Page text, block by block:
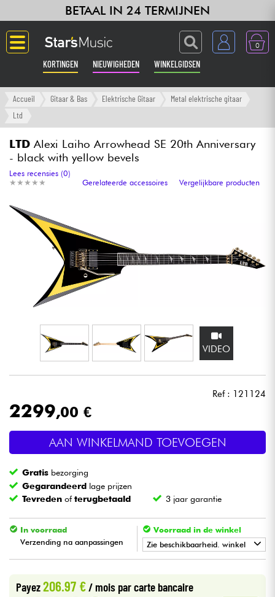
BETAAL IN 24 TERMIJNEN
0
KORTINGEN NIEUWIGHEDEN WINKELGIDSEN
Langue
Versterker & Effecten
Synths & samplers
Home-studio
Hoofdtelefoon
DJ
Licht
Drums & percussie
Blaasinstrument
Kinderen
Kabels & toebehoren
Accueil Gitaar & Bas Elektrische Gitaar
Metal elektrische gitaar
Ltd
LTD Alexi Laiho Arrowhead SE 20th Anniversary
- black with yellow bevels
★ ★ ★ ★ ★
★ ★ ★ ★ ★
Lees recensies (0)
Gerelateerde accessoires
Vergelijkbare producten
VIDEO
Ref : 121124
2299,00 €
AAN WINKELMAND TOEVOEGEN
Gratis bezorging
Gegarandeerd lage prijzen
Tevreden ofterugbetaald 3 jaar garantie
In voorraad
Verzending na aanpassingen
Voorraad in de winkel
Zie beschikbaarheid. winkel
Payez206.97 € / mois par carte bancaire